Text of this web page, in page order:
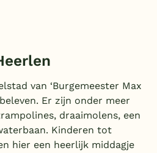
van ‘Burgemeester Max
Er zijn onder meer
draaimolens, een
Kinderen tot
hier een heerlijk middagje